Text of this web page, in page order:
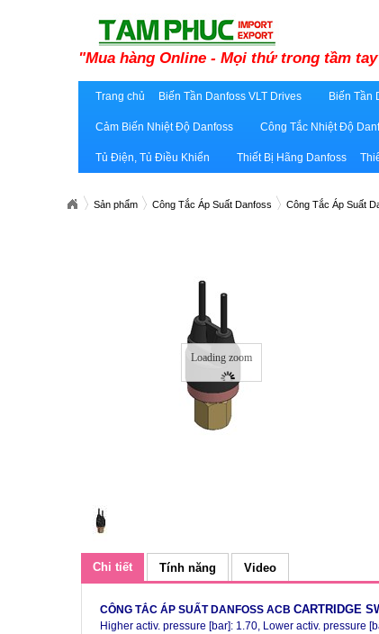
"Mua hàng Online - Mọi thứ trong tầm
Trang chủ Biến Tần Danfoss VLT Drives Biến Tần
Cảm Biến Nhiệt Độ Danfoss Công Tắc Nhiệt Độ
Tủ Điện, Tủ Điều Khiển Thiết Bị Hãng Danfoss
Sản phẩm Công Tắc Áp Suất Danfoss Công Tắc Áp Suất
Loading zoom
Chi tiết Tính năng Video
CÔNG TẮC ÁP SUẤT DANFOSS ACB CARTRIDGE
Higher activ. pressure [bar]: 1.70, Lower activ. pressure